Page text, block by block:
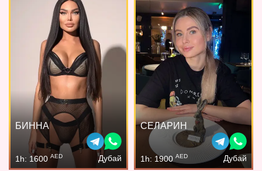
БИННА
1h: 1600 AED Дубай
СЕЛАРИН
1h: 1900 AED Дубай